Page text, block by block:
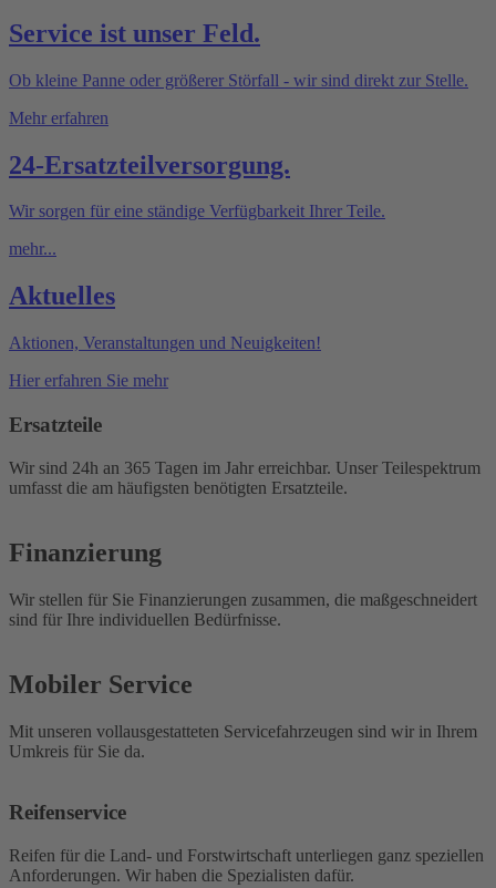
Service ist unser Feld.
Ob kleine Panne oder größerer Störfall - wir sind direkt zur Stelle.
Mehr erfahren
24-Ersatzteilversorgung.
Wir sorgen für eine ständige Verfügbarkeit Ihrer Teile.
mehr...
Aktuelles
Aktionen, Veranstaltungen und Neuigkeiten!
Hier erfahren Sie mehr
Ersatzteile
Wir sind 24h an 365 Tagen im Jahr erreichbar. Unser Teilespektrum
umfasst die am häufigsten benötigten Ersatzteile.
Finanzierung
Wir stellen für Sie Finanzierungen zusammen, die maßgeschneidert
sind für Ihre individuellen Bedürfnisse.
Mobiler Service
Mit unseren vollausgestatteten Servicefahrzeugen sind wir in Ihrem
Umkreis für Sie da.
Reifenservice
Reifen für die Land- und Forstwirtschaft unterliegen ganz speziellen
Anforderungen. Wir haben die Spezialisten dafür.